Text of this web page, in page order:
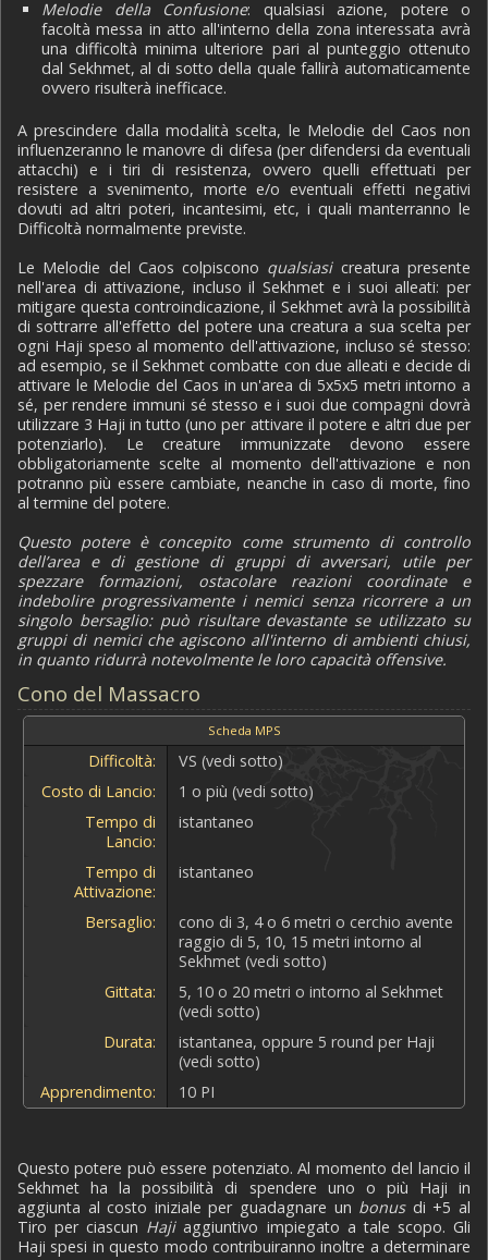
Melodie della Confusione: qualsiasi azione, potere o
facoltà messa in atto all'interno della zona interessata avrà
una difficoltà minima ulteriore pari al punteggio ottenuto
dal Sekhmet, al di sotto della quale fallirà automaticamente
ovvero risulterà inefficace.
A prescindere dalla modalità scelta, le Melodie del Caos non
influenzeranno le manovre di difesa (per difendersi da eventuali
attacchi) e i tiri di resistenza, ovvero quelli effettuati per
resistere a svenimento, morte e/o eventuali effetti negativi
dovuti ad altri poteri, incantesimi, etc, i quali manterranno le
Difficoltà normalmente previste.
Le Melodie del Caos colpiscono qualsiasicreatura presente
nell'area di attivazione, incluso il Sekhmet e i suoi alleati: per
mitigare questa controindicazione, il Sekhmet avrà la possibilità
di sottrarre all'effetto del potere una creatura a sua scelta per
ogni Haji speso al momento dell'attivazione, incluso sé stesso:
ad esempio, se il Sekhmet combatte con due alleati e decide di
attivare le Melodie del Caos in un'area di 5x5x5 metri intorno a
sé, per rendere immuni sé stesso e i suoi due compagni dovrà
utilizzare 3 Haji in tutto (uno per attivare il potere e altri due per
potenziarlo). Le creature immunizzate devono essere
obbligatoriamente scelte al momento dell'attivazione e non
potranno più essere cambiate, neanche in caso di morte, fino
al termine del potere.
Questo potere è concepito come strumento di controllo
dell’area e di gestione di gruppi di avversari, utile per
spezzare formazioni, ostacolare reazioni coordinate e
indebolire progressivamente i nemici senza ricorrere a un
singolo bersaglio: può risultare devastante se utilizzato su
gruppi di nemici che agiscono all'interno di ambienti chiusi,
in quanto ridurrà notevolmente le loro capacità offensive.
Cono del Massacro
Scheda MPS
Difficoltà:
VS (vedi sotto)
Costo di Lancio:
1 o più (vedi sotto)
Tempo di
Lancio:
istantaneo
Tempo di
Attivazione:
istantaneo
Bersaglio:
cono di 3, 4 o 6 metri o cerchio avente
raggio di 5, 10, 15 metri intorno al
Sekhmet (vedi sotto)
Gittata:
5, 10 o 20 metri o intorno al Sekhmet
(vedi sotto)
Durata:
istantanea, oppure 5 round per Haji
(vedi sotto)
Apprendimento:
10 PI
Questo potere può essere potenziato. Al momento del lancio il
Sekhmet ha la possibilità di spendere uno o più Haji in
aggiunta al costo iniziale per guadagnare un bonusdi +5 al
Tiro per ciascun Hajiaggiuntivo impiegato a tale scopo. Gli
Haji spesi in questo modo contribuiranno inoltre a determinare